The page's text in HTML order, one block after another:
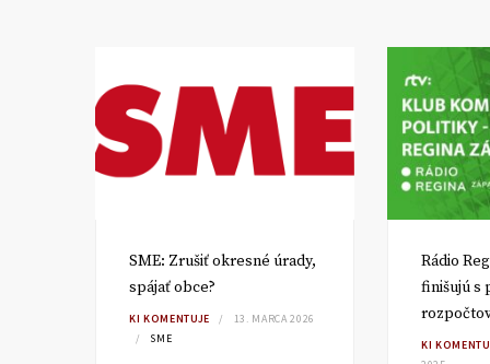
SME: Zrušiť okresné úrady,
spájať obce?
KI KOMENTUJE
13. MARCA 2026
SME
Rádio
finišujú s
KI